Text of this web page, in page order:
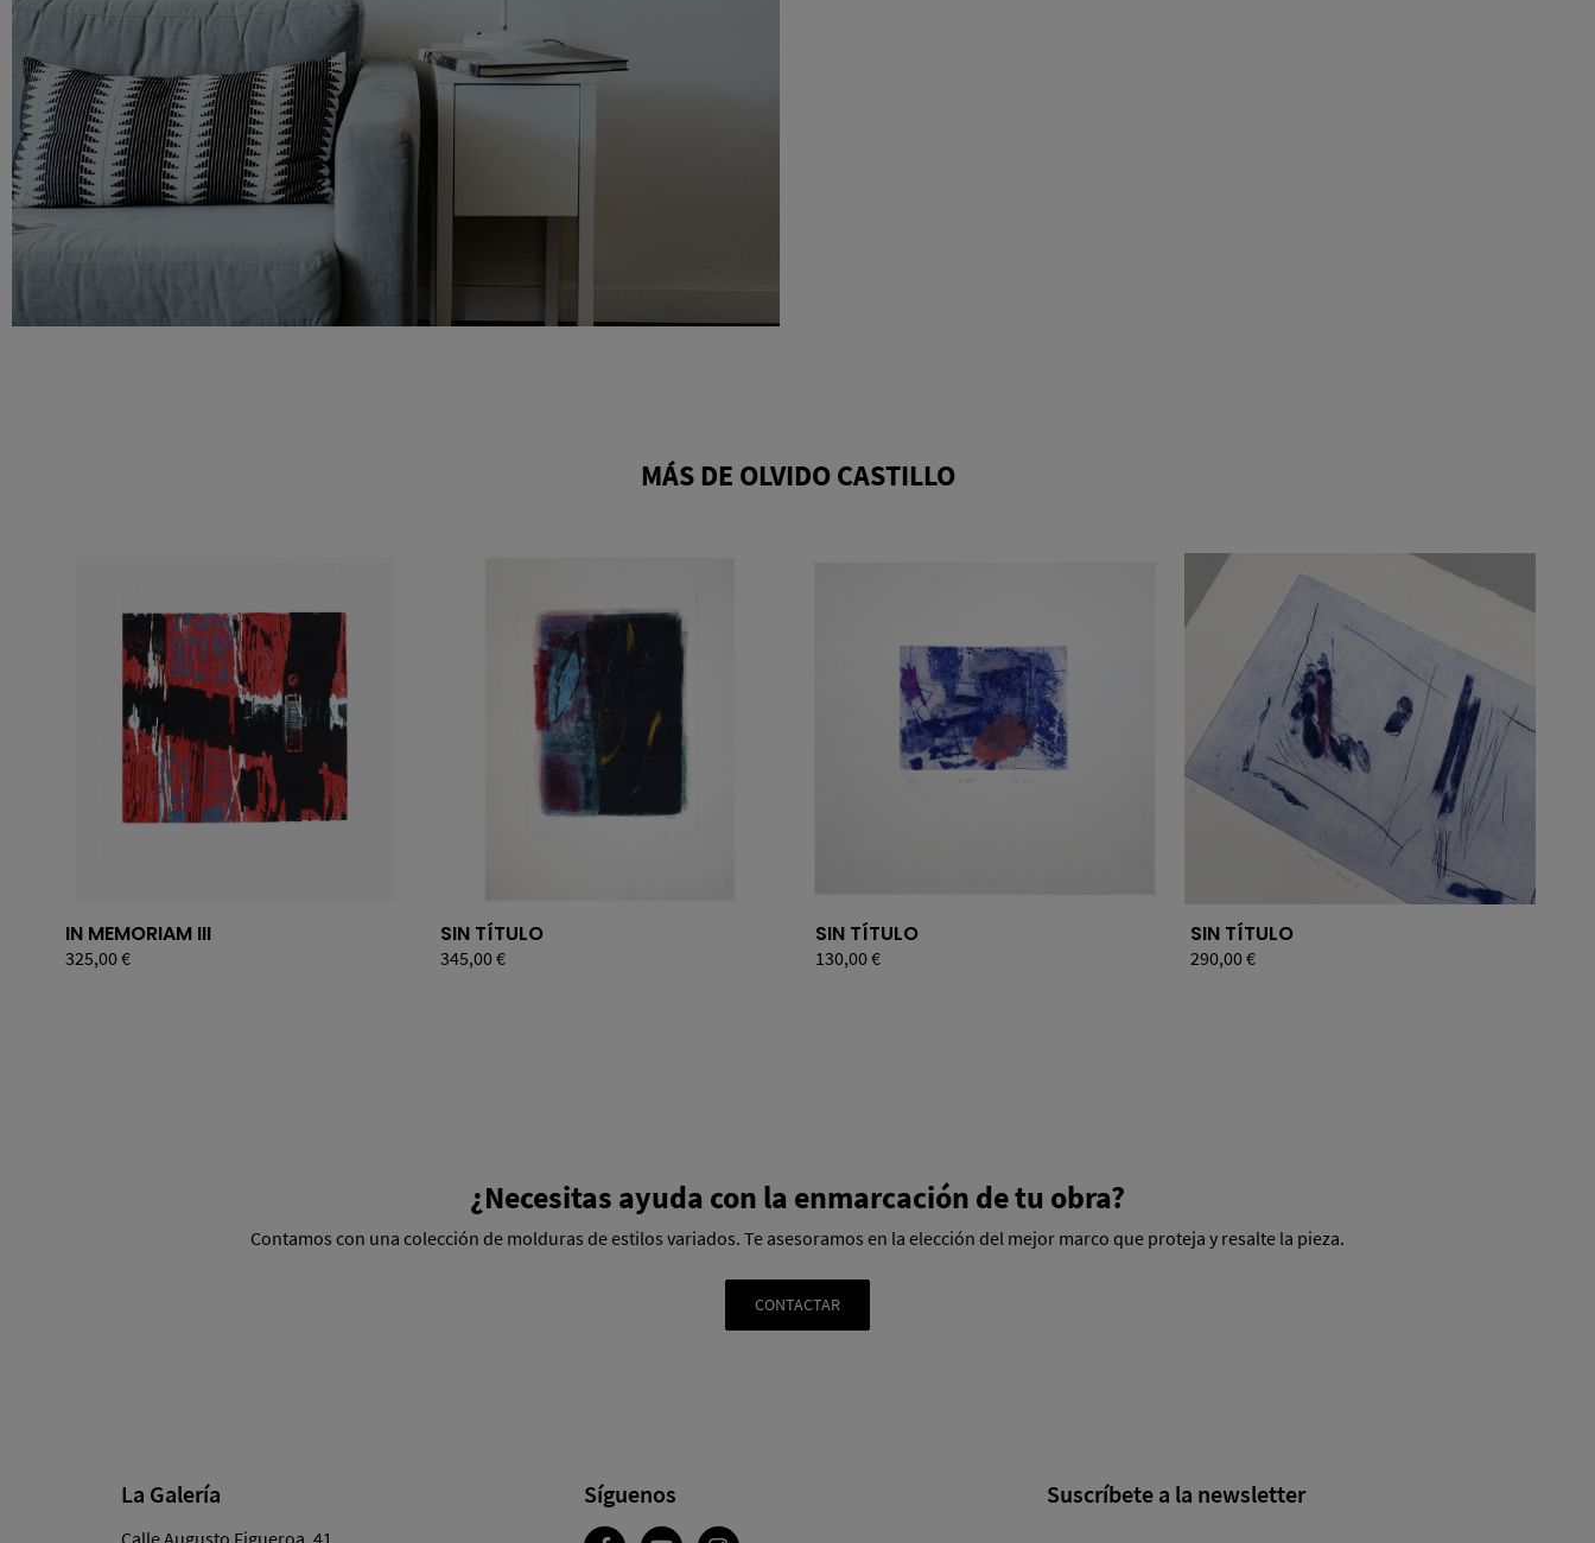
MÁS DE OLVIDO CASTILLO
IN MEMORIAM III
Precio
325,00 €
SIN TÍTULO
Precio
345,00 €
SIN TÍTULO
Precio
130,00 €
SIN TÍTULO
Precio
290,00 €
¿Necesitas ayuda con la enmarcación de tu obra?
Contamos con una colección de molduras de estilos variados. Te asesoramos en la elección del mejor marco que proteja y resalte la pieza.
CONTACTAR
La Galería Síguenos Suscríbete a la newsletter